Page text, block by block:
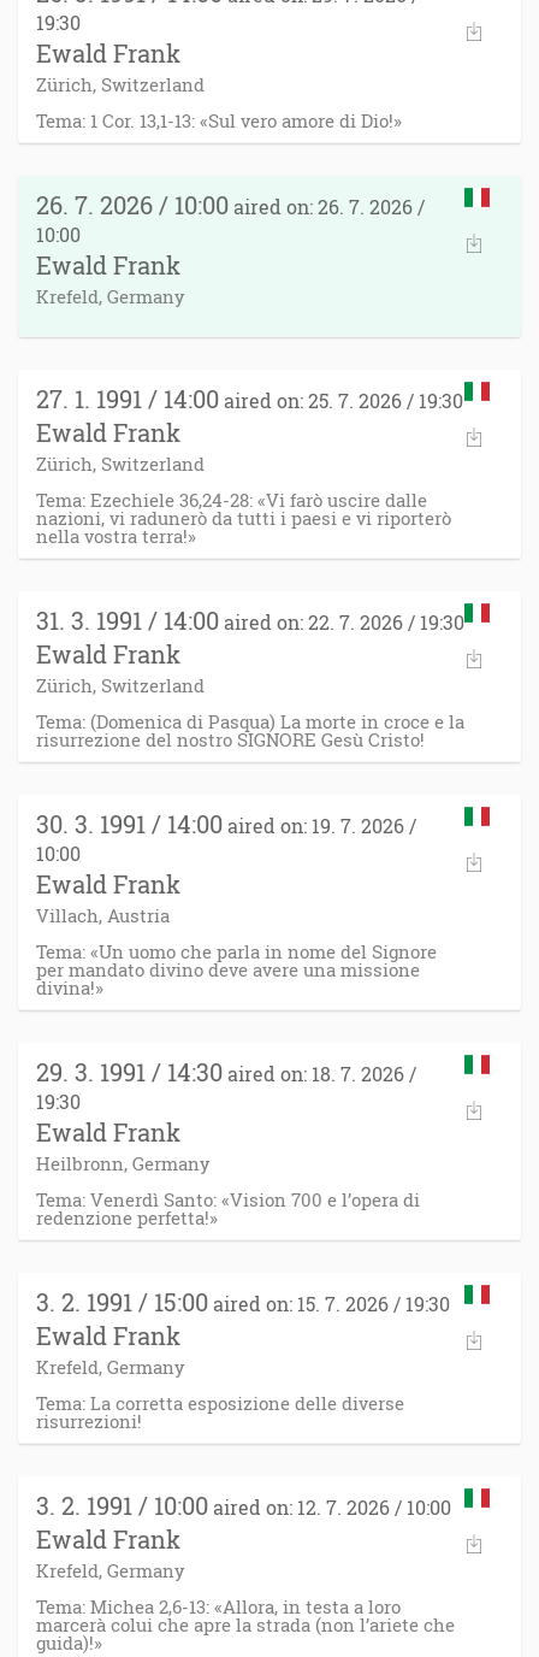
19:30
Ewald Frank
Zürich, Switzerland
Tema: 1 Cor. 13,1-13: «Sul vero amore di Dio!»
26. 7. 2026 / 10:00 aired on: 26. 7. 2026 /
10:00
Ewald Frank
Krefeld, Germany
27. 1. 1991 / 14:00 aired on: 25. 7. 2026 / 19:30
Ewald Frank
Zürich, Switzerland
Tema: Ezechiele 36,24-28: «Vi farò uscire dalle
nazioni, vi radunerò da tutti i paesi e vi riporterò
nella vostra terra!»
31. 3. 1991 / 14:00 aired on: 22. 7. 2026 / 19:30
Ewald Frank
Zürich, Switzerland
Tema: (Domenica di Pasqua) La morte in croce e la
risurrezione del nostro SIGNORE Gesù Cristo!
30. 3. 1991 / 14:00 aired on: 19. 7. 2026 /
10:00
Ewald Frank
Villach, Austria
Tema: «Un uomo che parla in nome del Signore
per mandato divino deve avere una missione
divina!»
29. 3. 1991 / 14:30 aired on: 18. 7. 2026 /
19:30
Ewald Frank
Heilbronn, Germany
Tema: Venerdì Santo: «Vision 700 e l’opera di
redenzione perfetta!»
3. 2. 1991 / 15:00 aired on: 15. 7. 2026 / 19:30
Ewald Frank
Krefeld, Germany
Tema: La corretta esposizione delle diverse
risurrezioni!
3. 2. 1991 / 10:00 aired on: 12. 7. 2026 / 10:00
Ewald Frank
Krefeld, Germany
Tema: Michea 2,6-13: «Allora, in testa a loro
marcerà colui che apre la strada (non l’ariete che
guida)!»